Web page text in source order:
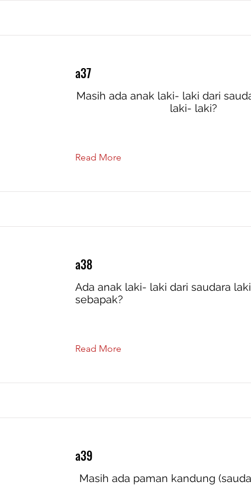
a37
Masih ada anak laki- laki dari
laki- laki?
Read More
a38
Ada anak laki- laki dari saudara
sebapak?
Read More
a39
Masih ada paman kandung